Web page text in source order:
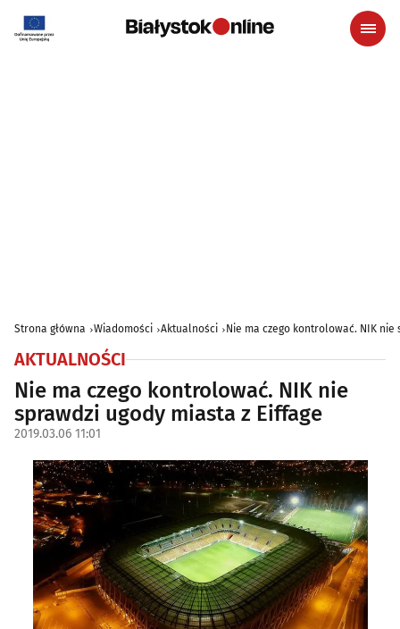
Strona główna Wiadomości Aktualności Nie ma czego kontrolować. NIK
AKTUALNOŚCI
Nie ma czego kontrolować. NIK nie
sprawdzi ugody miasta z Eiffage
2019.03.06 11:01